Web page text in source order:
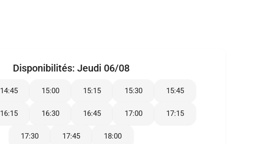
Disponibilités: Jeudi 06/08
14:45 15:00 15:15 15:30 15:45
16:15 16:30 16:45 17:00 17:15
17:30 17:45 18:00